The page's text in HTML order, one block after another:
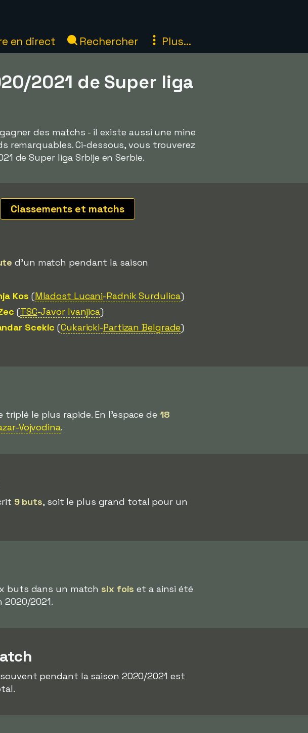
en direct Rechercher Plus...
2021 de Super liga
des matchs - il existe aussi une mine
Ci-dessous, vous trouverez
de Super liga Srbije en Serbie.
Classements et matchs
d'un match pendant la saison
Kos (Mladost Lucani-Radnik Surdulica)
(TSC-Javor Ivanjica)
Scekic (Cukaricki-Partizan Belgrade)
triplé le plus rapide. En l'espace de 18
Vojvodina.
9 buts, soit le plus grand total pour un
buts dans un match six fois et a ainsi été
2021.
pendant la saison 2020/2021 est